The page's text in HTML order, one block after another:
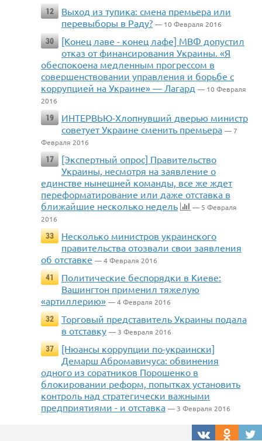
12
Выход из тупика: смена премьера или
перевыборы в Раду? — 10 Февраля 2016
30
[Конец лаве - конец лафе] МВФ допустил
отказ от финансирования Украины. «Я
обеспокоена медленным прогрессом в
совершенствовании управления и борьбе с
коррупцией на Украине» — Лагард — 10 Февраля
2016
19
ИНТЕРВЬЮ-Хлопнувший дверью министр
советует Украине сменить премьера — 7
Февраля 2016
17
[Экспертный опрос] Правительство
Украины, несмотря на заявление о
единстве нынешней команды, все же ждет
переформатирование или даже отставка в
ближайшие несколько недель
— 5 Февраля
2016
33
Несколько министров украинского
правительства отозвали свои заявления
об отставке — 4 Февраля 2016
41
Политические беспорядки в Киеве:
Вашингтон применил тяжелую
«артиллерию» — 4 Февраля 2016
32
Торговый представитель Украины подала
в отставку — 3 Февраля 2016
37
[Нюансы коррупции по-украински]
Демарш Абромавичуса: обвинения
одного из соратников Порошенко в
блокировании реформ, попытках установить
контроль над стратегически важными
предприятиями - и отставка — 3 Февраля 2016